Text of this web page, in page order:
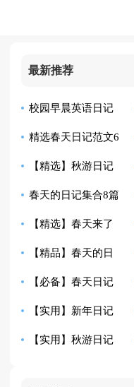
最新推荐
校园早晨英语日记
精选春天日记范文6
篇 【精选】秋游日记
锦集4篇
春天的日记集合8篇
【精选】春天来了
日记范文6篇
【精品】春天的日
记集锦5篇
【必备】春天日记
汇总5篇
【实用】新年日记
锦集10篇
【实用】秋游日记